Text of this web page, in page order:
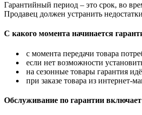
Гарантийный период – это срок, во
Продавец должен устранить
С какого момента начинается
с момента передачи товара
если нет возможности
на сезонные товары гарантия
при заказе товара из интернет-
Обслуживание по гарантии включает